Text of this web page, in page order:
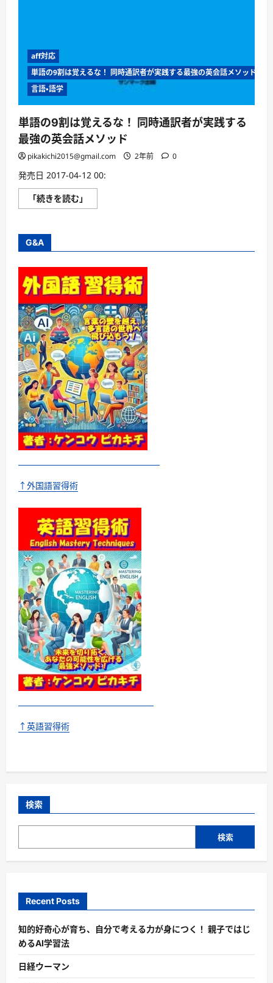
aff対応
単語の9割は覚えるな！ 同時通訳者が実践する最強の英会話メソッド
言語・語学
単語の9割は覚えるな！ 同時通訳者が実践する
最強の英会話メソッド
pikakichi2015@gmail.com 2年前 0
発売日 2017-04-12 00:
「続きを読む」
語
覚
る
な！
同
時
通
訳
者
が
実
践
す
る
最
強
の
英
会
話
メ
ソ
ッ
ド
に
つ
に
む
G&A
↑外国語習得術
↑英語習得術
検索
検索
Recent Posts
知的好奇心が育ち、自分で考える力が身につく！ 親子ではじ
めるAI学習法
日経ウーマン